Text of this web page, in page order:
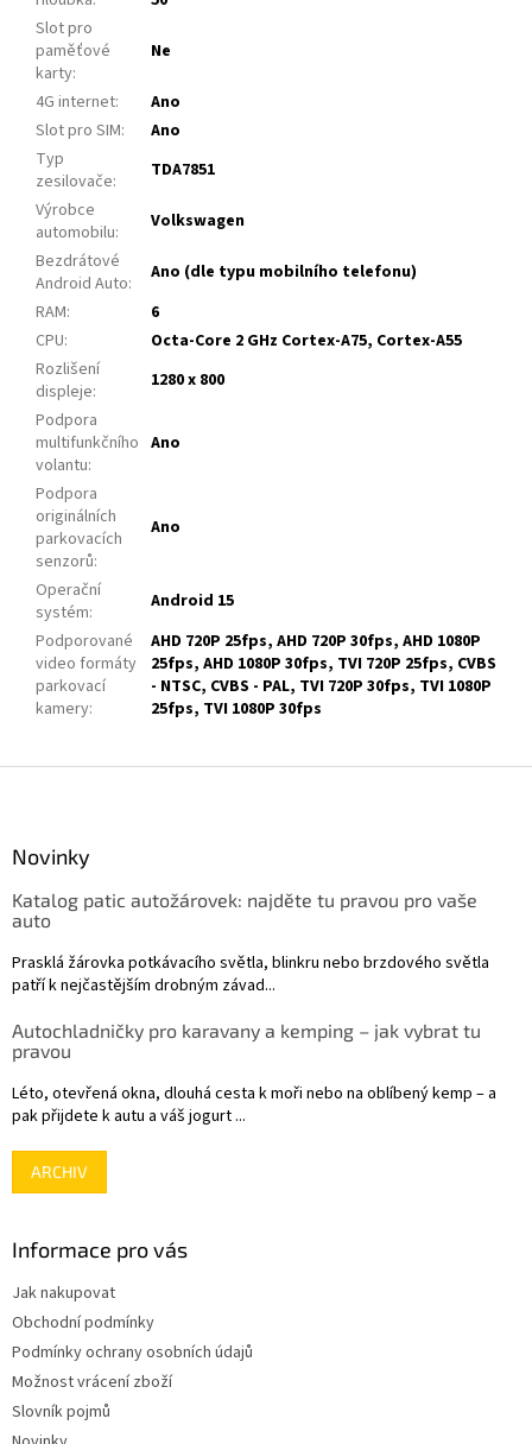
Slot pro
paměťové
karty:
Ne
4G internet:
Ano
Slot pro SIM:
Ano
Typ
zesilovače:
TDA7851
Výrobce
automobilu:
Volkswagen
Bezdrátové
Android Auto:
Ano (dle typu mobilního telefonu)
RAM:
6
CPU:
Octa-Core 2 GHz Cortex-A75, Cortex-A55
Rozlišení
displeje:
1280 x 800
Podpora
multifunkčního
volantu:
Ano
Podpora
originálních
parkovacích
senzorů:
Ano
Operační
systém:
Android 15
Podporované
video formáty
parkovací
kamery:
AHD 720P 25fps, AHD 720P 30fps, AHD 1080P
25fps, AHD 1080P 30fps, TVI 720P 25fps, CVBS
- NTSC, CVBS - PAL, TVI 720P 30fps, TVI 1080P
25fps, TVI 1080P 30fps
Novinky
Katalog patic autožárovek: najděte tu pravou pro vaše
auto
Prasklá žárovka potkávacího světla, blinkru nebo brzdového světla
patří k nejčastějším drobným závad...
Autochladničky pro karavany a kemping – jak vybrat tu
pravou
Léto, otevřená okna, dlouhá cesta k moři nebo na oblíbený kemp – a
pak přijdete k autu a váš jogurt ...
ARCHIV
Informace pro vás
Jak nakupovat
Obchodní podmínky
Podmínky ochrany osobních údajů
Možnost vrácení zboží
Slovník pojmů